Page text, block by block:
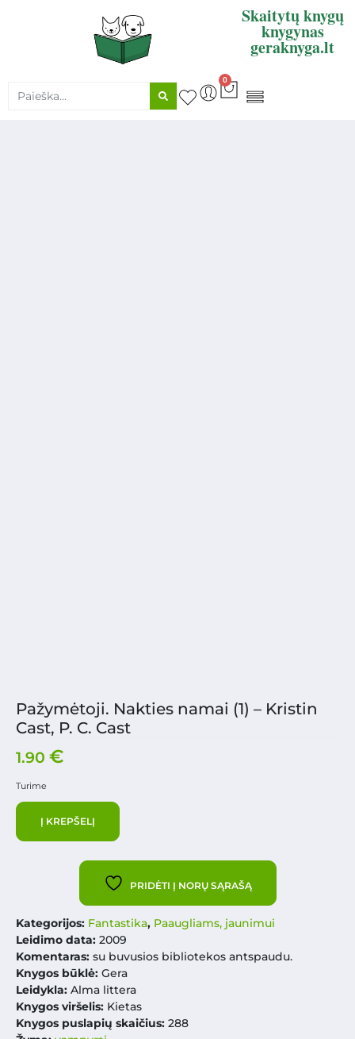
Skaitytų knygų
knygynas
geraknyga.lt
0
Pažymėtoji. Nakties namai (1) – Kristin
Cast, P. C. Cast
1.90 €
Turime
Į KREPŠELĮ
PRIDĖTI Į NORŲ SĄRAŠĄ
Kategorijos: Fantastika, Paaugliams, jaunimui
Leidimo data: 2009
Komentaras: su buvusios bibliotekos antspaudu.
Knygos būklė: Gera
Leidykla: Alma littera
Knygos viršelis: Kietas
Knygos puslapių skaičius: 288